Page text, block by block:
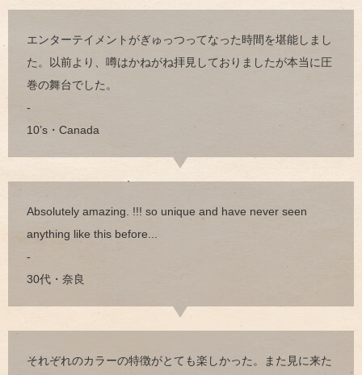
エンターテイメントがぎゅっつってなった時間を堪能しまし
た。以前より、噂はかねがね拝見しておりましたが本当に圧
巻の舞台でした。
-
10’s・Canada
Absolutely amazing. !!! so unique and have never seen
anything like this before...
-
30代・奈良
それぞれのカラーの特徴がとても楽しかった。また見に来た